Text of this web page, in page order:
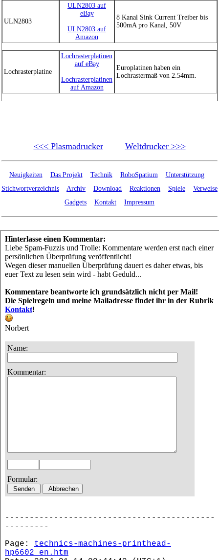
ULN2803
ULN2803 auf
eBay
ULN2803 auf
Amazon
8 Kanal Sink Current Treiber bis
500mA pro Kanal, 50V
Lochrasterplatine
Lochrasterplatinen
auf eBay
Lochrasterplatinen
auf Amazon
Europlatinen haben ein
Lochrastermaß von 2.54mm.
<<< Plasmadrucker Weltdrucker >>>
Neuigkeiten Das Projekt Technik RoboSpatium
Unterstützung
Stichwortverzeichnis
Archiv Download Reaktionen Spiele
Verweise
Gadgets
Kontakt Impressum